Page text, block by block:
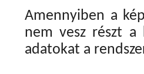
Amennyiben a
nem vesz részt a
adatokat a